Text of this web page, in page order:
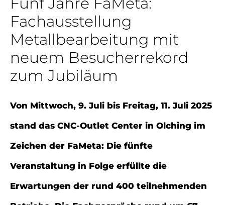
Fachausstellung
Metallbearbeitung mit
neuem Besucherrekord
zum Jubiläum
Von Mittwoch, 9. Juli bis Freitag, 11. Juli 2025
stand das CNC-Outlet Center in Olching im
Zeichen der FaMeta: Die fünfte
Veranstaltung in Folge erfüllte die
Erwartungen der rund 400 teilnehmenden